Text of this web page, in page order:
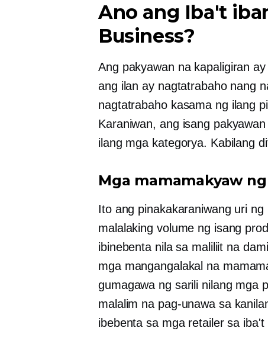
Ano ang Iba't
Business?
Ang pakyawan na kapaligiran
ang ilan ay nagtatrabaho nang
nagtatrabaho kasama ng ilang
Karaniwan, ang isang
ilang mga kategorya. Kabilang
Mga mamamakyaw
Ito ang pinakakaraniwang uri
malalaking volume ng isang
ibinebenta nila sa maliliit na
mga mangangalakal na
gumagawa ng sarili nilang mga
malalim na pag-unawa sa
ibebenta sa mga retailer sa iba't